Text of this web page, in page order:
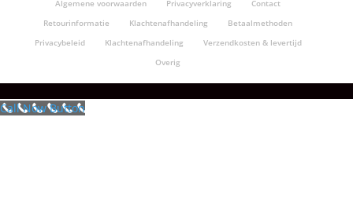
Algemene voorwaarden Privacyverklaring
Contact
Retourinformatie
Klachtenafhandeling
Betaalmethoden
Privacybeleid
Klachtenafhandeling
Verzendkosten & levertijd
Overig
Call Now Button